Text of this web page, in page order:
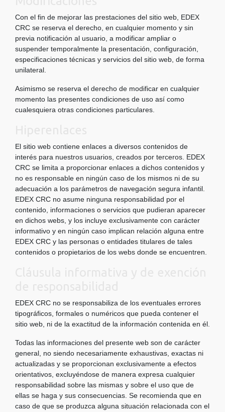
Con el fin de mejorar las prestaciones del sitio web, EDEX
CRC se reserva el derecho, en cualquier momento y sin
previa notificación al usuario, a modificar ampliar o
suspender temporalmente la presentación, configuración,
especificaciones técnicas y servicios del sitio web, de forma
unilateral.
Asimismo se reserva el derecho de modificar en cualquier
momento las presentes condiciones de uso así como
cualesquiera otras condiciones particulares.
El sitio web contiene enlaces a diversos contenidos de
interés para nuestros usuarios, creados por terceros. EDEX
CRC se limita a proporcionar enlaces a dichos contenidos y
no es responsable en ningún caso de los mismos ni de su
adecuación a los parámetros de navegación segura infantil.
EDEX CRC no asume ninguna responsabilidad por el
contenido, informaciones o servicios que pudieran aparecer
en dichos webs, y los incluye exclusivamente con carácter
informativo y en ningún caso implican relación alguna entre
EDEX CRC y las personas o entidades titulares de tales
contenidos o propietarios de los webs donde se encuentren.
EDEX CRC no se responsabiliza de los eventuales errores
tipográficos, formales o numéricos que pueda contener el
sitio web, ni de la exactitud de la información contenida en él.
Todas las informaciones del presente web son de carácter
general, no siendo necesariamente exhaustivas, exactas ni
actualizadas y se proporcionan exclusivamente a efectos
orientativos, excluyéndose de manera expresa cualquier
responsabilidad sobre las mismas y sobre el uso que de
ellas se haga y sus consecuencias. Se recomienda que en
caso de que se produzca alguna situación relacionada con el